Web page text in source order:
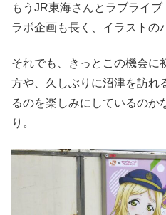
もうJR東海さんとラブライ
ラボ企画も長く、イラストの
それでも、きっとこの機会に
方や、久しぶりに沼津を訪れ
るのを楽しみにしているのか
り。